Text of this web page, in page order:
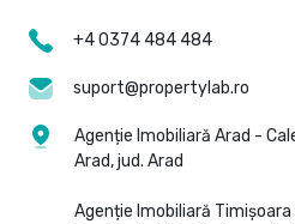
+4 0374 484 484
suport@propertylab.ro
Agenție Imobiliară Arad -
Arad, jud. Arad
Agenție Imobiliară